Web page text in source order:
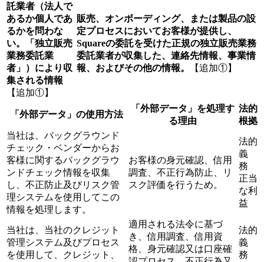
託業者（法人で
あるか個人であ
るかを問わな
い。「独立販売
業務委託業
者」）により収
集される情報
【追加①】
販売、オンボーディング、または製品の設
定プロセスにおいてお客様が提供し、
Squareの委託を受けた正規の独立販売業務
委託業者が収集した、連絡先情報、事業情
報、およびその他の情報。
【追加①】
「外部データ」の使用方法
「外部データ」を処理す
る理由
法的
根拠
当社は、バックグラウンド
チェック・ベンダーからお
客様に関するバックグラウ
ンドチェック情報を収集
し、不正防止及びリスク管
理システムを使用してこの
情報を処理します。
お客様の身元確認、信用
調査、不正行為防止、リ
スク評価を行うため。
法的
義
務
正当
な利
益
当社は、当社のクレジット
管理システム及びプロセス
を使用して、クレジット、
適用される法令に基づ
き、信用調査、信用資
格、身元確認又は口座確
法的
義
務